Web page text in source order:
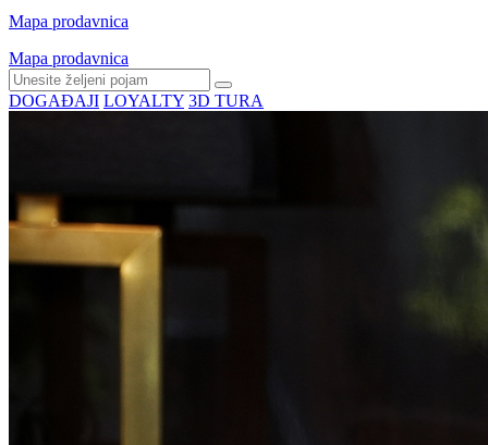
Mapa prodavnica
Mapa prodavnica
DOGAĐAJI LOYALTY 3D TURA